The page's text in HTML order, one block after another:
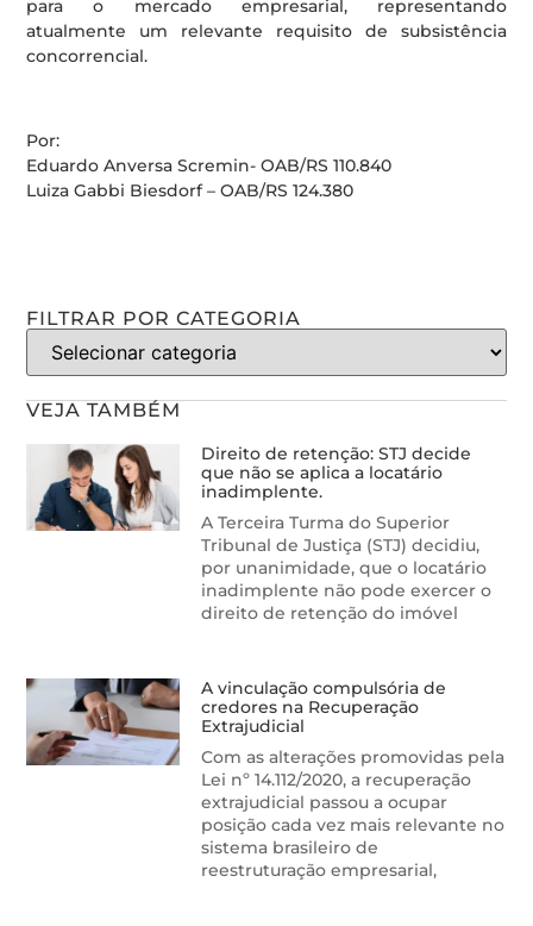
para o mercado empresarial, representando
atualmente um relevante requisito de subsistência
concorrencial.
Por:
Eduardo Anversa Scremin- OAB/RS 110.840
Luiza Gabbi Biesdorf – OAB/RS 124.380
FILTRAR POR CATEGORIA
VEJA TAMBÉM
Direito de retenção: STJ decide
que não se aplica a locatário
inadimplente.
A Terceira Turma do Superior
Tribunal de Justiça (STJ) decidiu,
por unanimidade, que o locatário
inadimplente não pode exercer o
direito de retenção do imóvel
A vinculação compulsória de
credores na Recuperação
Extrajudicial
Com as alterações promovidas pela
Lei nº 14.112/2020, a recuperação
extrajudicial passou a ocupar
posição cada vez mais relevante no
sistema brasileiro de
reestruturação empresarial,